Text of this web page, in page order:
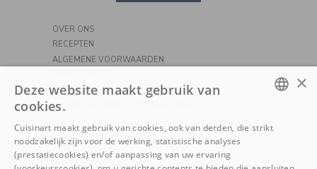
OVER ONS
RECEPTEN
ALGEMENE VOORWAARDEN
COOKIEBELEID
WETTELIJK VERPLICHTE GEGEVENS
KLANTENSERVICE
BEZORGING
RETOUREN
×
Deze website maakt gebruik van
cookies.
Cuisinart maakt gebruik van cookies, ook van derden, die strikt
noodzakelijk zijn voor de werking, statistische analyses
(prestatiecookies) en/of aanpassing van uw ervaring